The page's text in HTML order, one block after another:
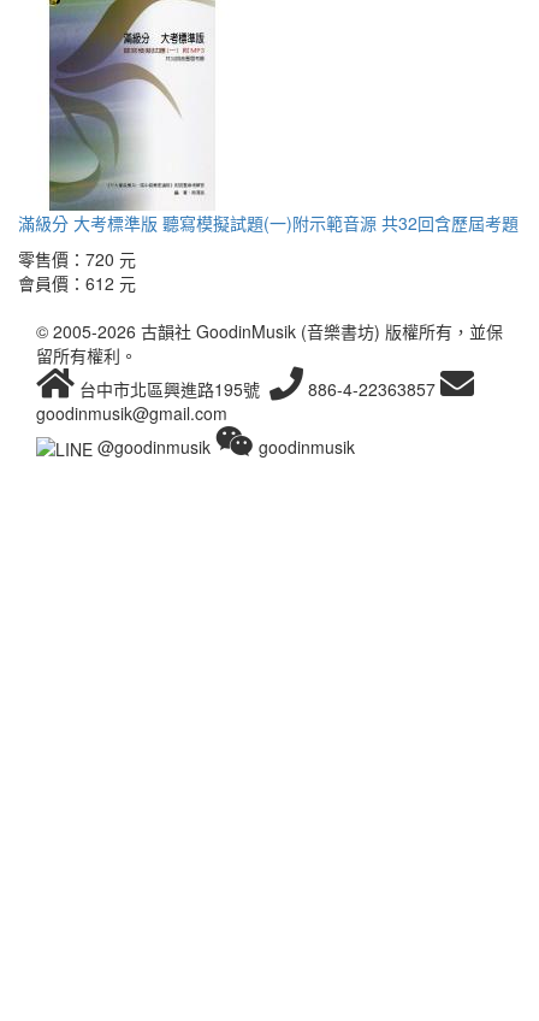
滿級分 大考標準版 聽寫模擬試題(一)附示範音源 共32回含歷屆考題
零售價： 720 元
會員價： 612 元
© 2005-2026 古韻社 GoodinMusik (音樂書坊) 版權所有，並保
留所有權利。
台中市北區興進路195號
886-4-22363857
goodinmusik@gmail.com
@goodinmusik
goodinmusik